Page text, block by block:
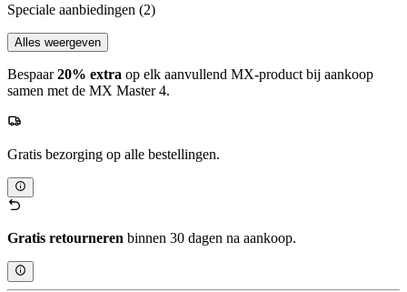
Speciale aanbiedingen (2)
Alles weergeven
Bespaar20% extra op elk aanvullend MX-product bij aankoop
samen met de MX Master 4.
Gratis bezorging op alle bestellingen.
Gratis retourneren binnen 30 dagen na aankoop.